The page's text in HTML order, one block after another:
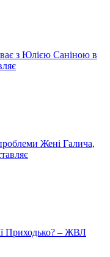
з Юлією Саніною в
Жені Галича,
Приходько? – ЖВЛ